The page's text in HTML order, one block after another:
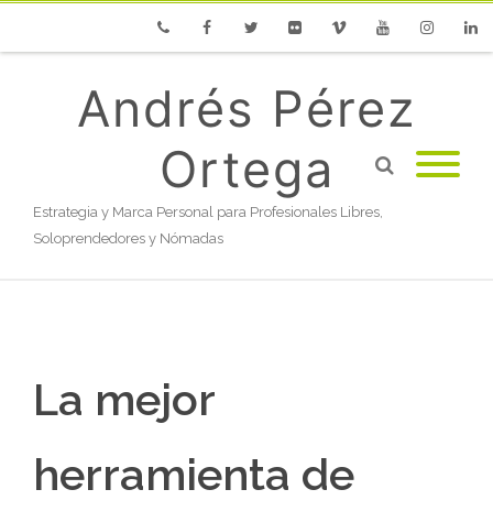
Andrés Pérez
Ortega
Estrategia y Marca Personal para Profesionales Libres,
Soloprendedores y Nómadas
La mejor
herramienta de